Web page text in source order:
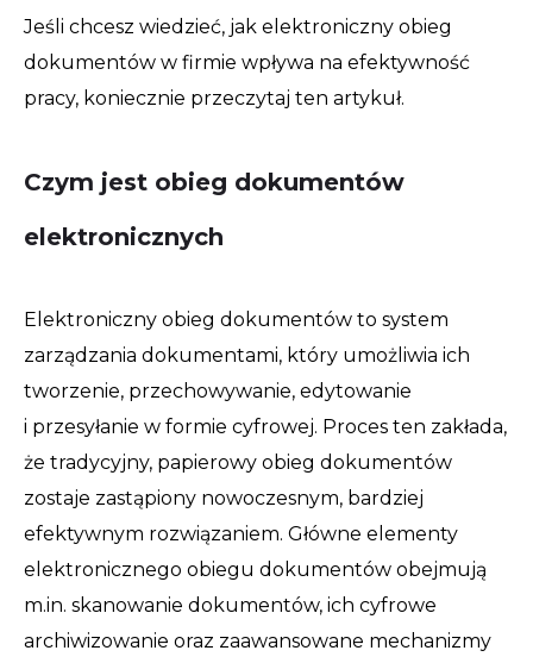
Jeśli chcesz wiedzieć, jak elektroniczny obieg
dokumentów w firmie wpływa na efektywność
pracy, koniecznie przeczytaj ten artykuł.
Czym jest obieg dokumentów
elektronicznych
Elektroniczny obieg dokumentów to system
zarządzania dokumentami, który umożliwia ich
tworzenie, przechowywanie, edytowanie
i przesyłanie w formie cyfrowej. Proces ten zakłada,
że tradycyjny, papierowy obieg dokumentów
zostaje zastąpiony nowoczesnym, bardziej
efektywnym rozwiązaniem. Główne elementy
elektronicznego obiegu dokumentów obejmują
m.in. skanowanie dokumentów, ich cyfrowe
archiwizowanie oraz zaawansowane mechanizmy